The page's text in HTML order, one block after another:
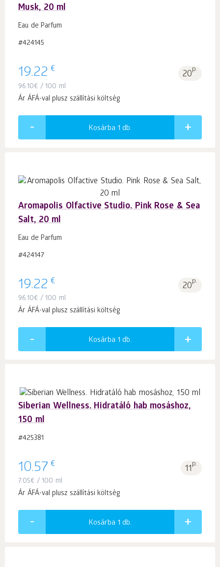
Musk, 20 ml
Eau de Parfum
#424145
19.22 € 20p.
96.10€ / 100 ml
Ár ÁFÁ-val plusz szállítási költség
Kosárba 1 db.
Aromapolis Olfactive Studio. Pink Rose & Sea
Salt, 20 ml
Eau de Parfum
#424147
19.22 € 20p.
96.10€ / 100 ml
Ár ÁFÁ-val plusz szállítási költség
Kosárba 1 db.
Siberian Wellness. Hidratáló hab mosáshoz,
150 ml
#425381
10.57 € 11p.
7.05€ / 100 ml
Ár ÁFÁ-val plusz szállítási költség
Kosárba 1 db.